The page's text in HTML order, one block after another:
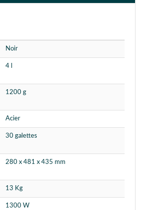
Noir
4 l
1200 g
Acier
30 galettes
280 x 481 x 435 mm
13 Kg
1300 W